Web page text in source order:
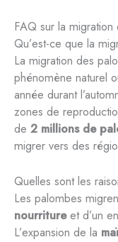
FAQ sur la
Qu’est-ce que la
La migration des
phénomène naturel
année durant
zones de
de 2 millions de
migrer vers des
Quelles sont les
Les palombes
nourritureet d’un
L’expansion de la